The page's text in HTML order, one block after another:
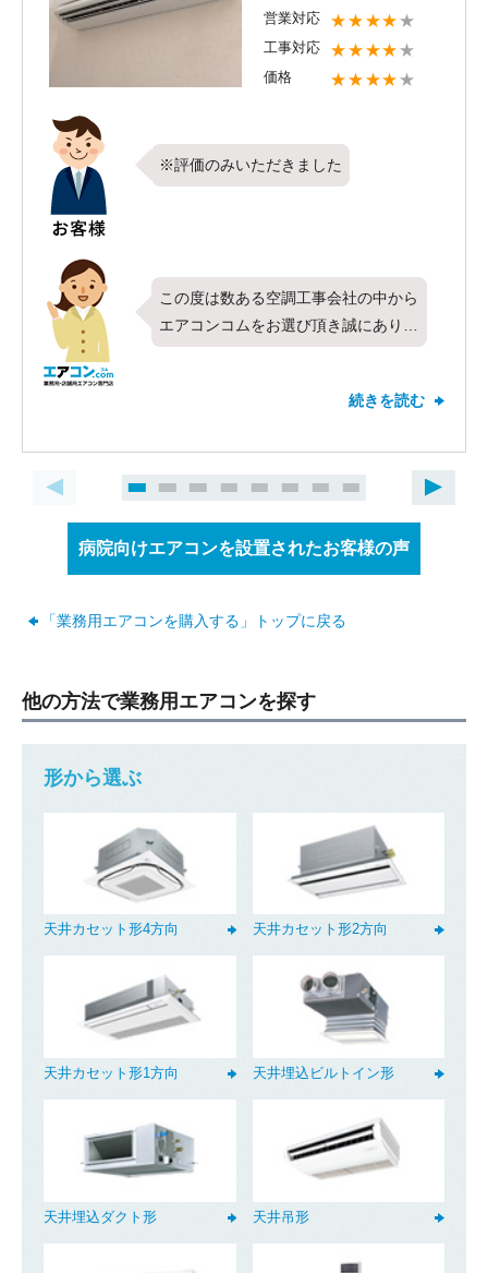
営業対応 ★★★★★
工事対応 ★★★★★
価格 ★★★★★
※評価のみいただきました
この度は数ある空調工事会社の中から
エアコンコムをお選び頂き誠にありが
とうございます。今回はダイキン製業
馬力をお取り付けさせて頂きました。
す。新しくお取り付けしたエアコンは
弊社では設置したエアコンのメンテナ
ことやお困りごと、疑問に思うことな
おります。
続きを読む
病院向けエアコンを設置されたお客様の声
「業務用エアコンを購入する」トップに戻る
他の方法で業務用エアコンを探す
形から選ぶ
天井カセット形4方向 天井カセット形2方向
天井カセット形1方向 天井埋込ビルトイン形
天井埋込ダクト形 天井吊形
折り返しのご連絡
(ご選択ください)
お電話